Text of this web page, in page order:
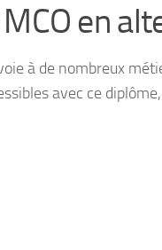
en
à de nombreux
avec ce